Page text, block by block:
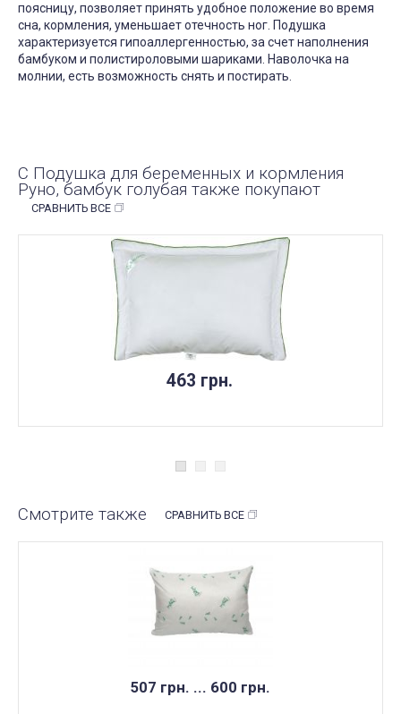
поясницу, позволяет принять удобное положение во время
сна, кормления, уменьшает отечность ног. Подушка
характеризуется гипоаллергенностью, за счет наполнения
бамбуком и полистироловыми шариками. Наволочка на
молнии, есть возможность снять и постирать.
С Подушка для беременных и кормления
Руно, бамбук голубая также покупают
СРАВНИТЬ ВСЕ
463 грн.
Смотрите также СРАВНИТЬ ВСЕ
507 грн. ... 600 грн.